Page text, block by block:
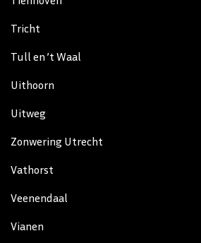
Tricht
Tull en ’t Waal
Uithoorn
Uitweg
Zonwering Utrecht
Vathorst
Veenendaal
Vianen